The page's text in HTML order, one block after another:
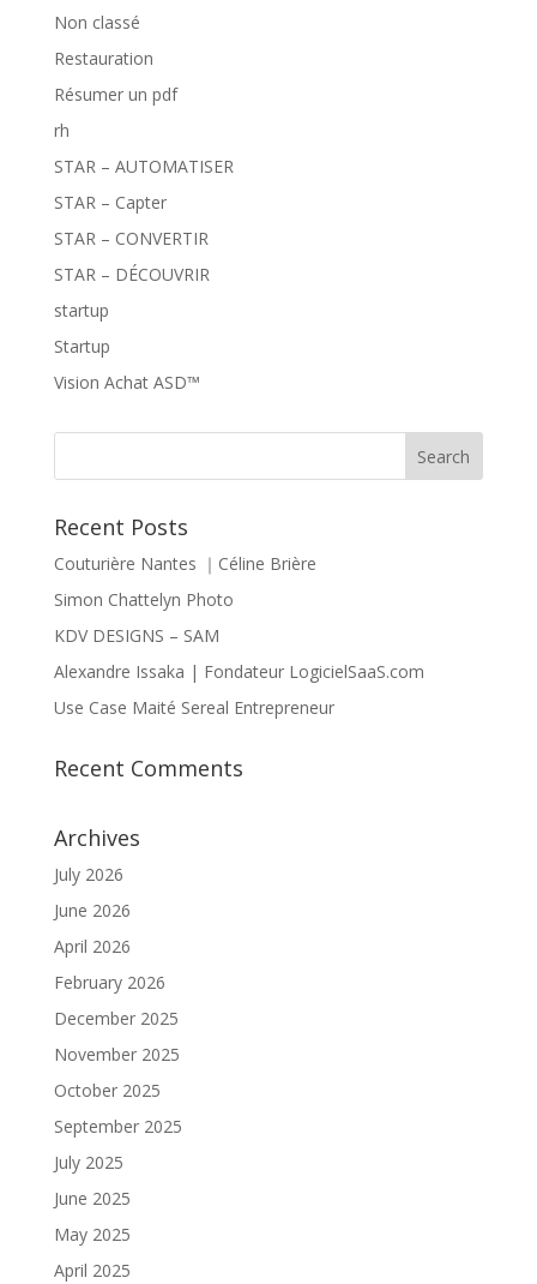
Non classé
Restauration
Résumer un pdf
rh
STAR – AUTOMATISER
STAR – Capter
STAR – CONVERTIR
STAR – DÉCOUVRIR
startup
Startup
Vision Achat ASD™
Recent Posts
Couturière Nantes ｜Céline Brière
Simon Chattelyn Photo
KDV DESIGNS – SAM
Alexandre Issaka | Fondateur LogicielSaaS.com
Use Case Maité Sereal Entrepreneur
Recent Comments
Archives
July 2026
June 2026
April 2026
February 2026
December 2025
November 2025
October 2025
September 2025
July 2025
June 2025
May 2025
April 2025